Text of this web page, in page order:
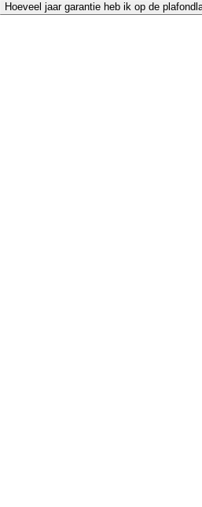
Hoeveel jaar garantie heb ik op de